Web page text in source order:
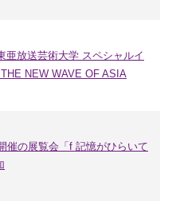
亜放送芸術大学 スペシャルイ
NEW WAVE OF ASIA
催の展覧会「f 記憶がひらいて